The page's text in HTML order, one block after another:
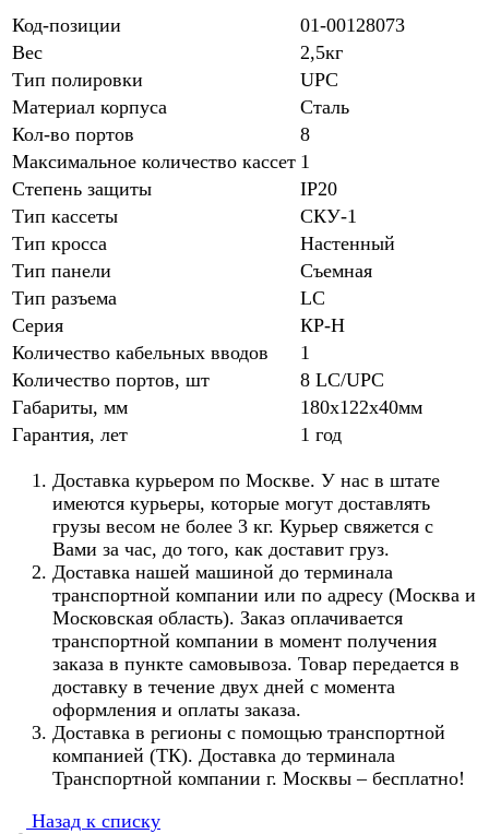
Код-позиции
01-00128073
Вес
2,5кг
Тип полировки
UPC
Материал корпуса
Сталь
Кол-во портов
8
Максимальное количество кассет 1
Степень защиты
IP20
Тип кассеты
СКУ-1
Тип кросса
Настенный
Тип панели
Съемная
Тип разъема
LC
Серия
КР-Н
Количество кабельных вводов
1
Количество портов, шт
8 LC/UPC
Габариты, мм
180х122х40мм
Гарантия, лет
1 год
Доставка курьером по Москве. У нас в штате
имеются курьеры, которые могут доставлять
грузы весом не более 3 кг. Курьер свяжется с
Вами за час, до того, как доставит груз.
Доставка нашей машиной до терминала
транспортной компании или по адресу (Москва и
Московская область). Заказ оплачивается
транспортной компании в момент получения
заказа в пункте самовывоза. Товар передается в
доставку в течение двух дней с момента
оформления и оплаты заказа.
Доставка в регионы с помощью транспортной
компанией (ТК). Доставка до терминала
Транспортной компании г. Москвы – бесплатно!
Назад к списку